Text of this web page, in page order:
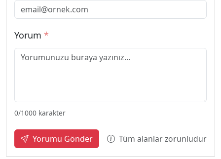
Yorum *
0/1000 karakter
Yorumu Gönder Tüm alanlar zorunludur